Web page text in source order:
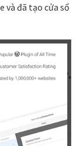
và đã tạo cửa sổ